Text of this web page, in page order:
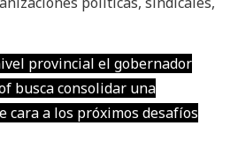
provincial el gobernador
busca consolidar una
cara a los próximos desafíos